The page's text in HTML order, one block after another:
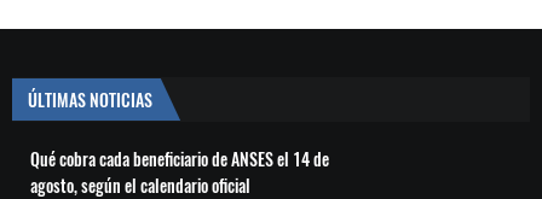
ÚLTIMAS NOTICIAS
Qué cobra cada beneficiario de ANSES el 14 de
agosto, según el calendario oficial